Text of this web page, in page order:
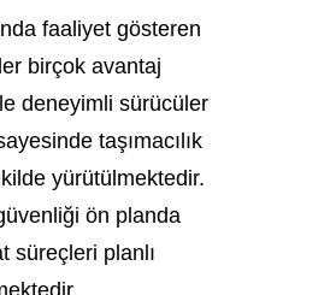
faaliyet gösteren
birçok avantaj
deneyimli sürücüler
taşımacılık
yürütülmektedir.
ön planda
süreçleri planlı